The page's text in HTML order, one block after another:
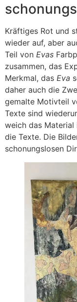
Kräftiges Rot und
wieder auf, aber
Teil von Evas
zusammen, das
Merkmal, das Eva
daher auch die
gemalte Motivteil
Texte sind
weich das
die Texte. Die
schonungslosen